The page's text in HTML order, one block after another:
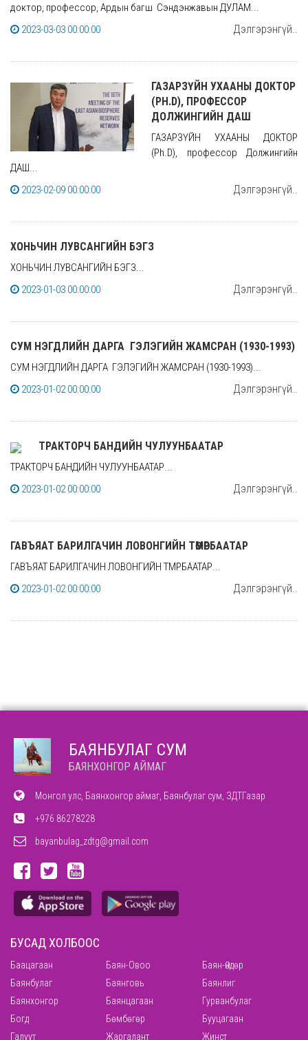
доктор, профессор, Ардын багш Сэндэнжавын ДУЛАМ...
2023-03-03 00:00:00
Дэлгэрэнгүй..
ГАЗАРЗҮЙН УХААНЫ ДОКТОР
(PH.D), ПРОФЕССОР
ДОЛЖИНГИЙН ДАШ
ГАЗАРЗҮЙН УХААНЫ ДОКТОР
(Ph.D), профессор Должингийн
ДАШ...
2023-02-09 00:00:00
Дэлгэрэнгүй..
ХОНЬЧИН ЛУВСАНГИЙН БЭГЗ
ХОНЬЧИН ЛУВСАНГИЙН БЭГЗ...
2023-01-03 00:00:00
Дэлгэрэнгүй..
СУМ НЭГДЛИЙН ДАРГА ГЭЛЭГИЙН ЖАМСРАН (1930-1993)
СУМ НЭГДЛИЙН ДАРГА ГЭЛЭГИЙН ЖАМСРАН (1930-1993)...
2023-01-02 00:00:00
Дэлгэрэнгүй..
ТРАКТОРЧ БАНДИЙН ЧУЛУУНБААТАР
ТРАКТОРЧ БАНДИЙН ЧУЛУУНБААТАР...
2023-01-02 00:00:00
Дэлгэрэнгүй..
ГАВЪЯАТ БАРИЛГАЧИН ЛОВОНГИЙН ТӨМӨРБААТАР
ГАВЪЯАТ БАРИЛГАЧИН ЛОВОНГИЙН ТӨМӨРБААТАР...
2023-01-02 00:00:00
Дэлгэрэнгүй..
БАЯНБУЛАГ СУМ
БАЯНХОНГОР АЙМАГ
Монгол улс, Баянхонгор аймаг, Баянбулаг сум, ЗДТГазар
+976 86278228
bayanbulag_zdtg@gmail.com
БУСАД ХОЛБООС
Баацагаан Баян-Овоо
Баян-Өндөр
Баянбулаг
Баянговь
Баянлиг
Баянхонгор
Баянцагаан
Гурванбулаг
Богд
Бөмбөгөр
Бууцагаан
Галуут
Жаргалант Жинст